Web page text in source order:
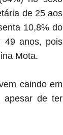
de 25 aos
10,8% do
49 anos, pois
Mota.
caindo em
apesar de ter